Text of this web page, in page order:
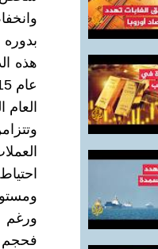
هذه
العام
ورغم
فحجم